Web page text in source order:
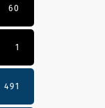
60
1
491